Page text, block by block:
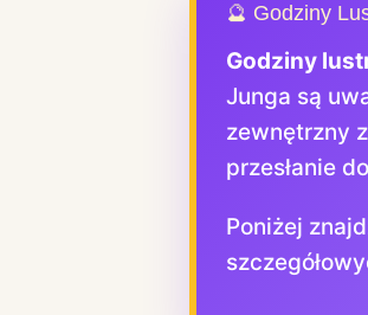
🔮 Godziny
Godziny
Junga są
zewnętrzny
przesłanie
Poniżej